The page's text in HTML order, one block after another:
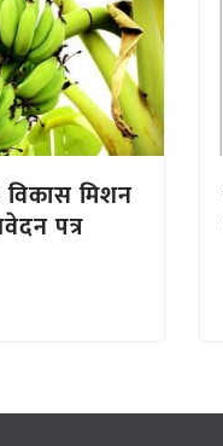
मिशन
पत्र